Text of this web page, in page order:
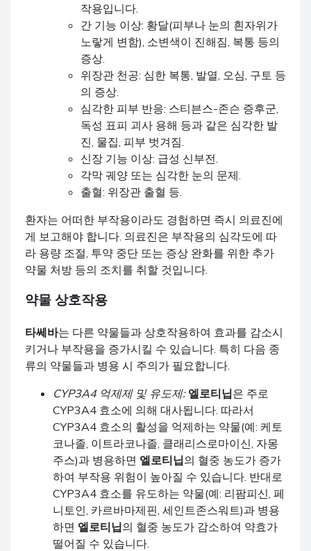
작용입니다.
간 기능 이상: 황달(피부나 눈의 흰자위가
노랗게 변함), 소변색이 진해짐, 복통 등의
증상.
위장관 천공: 심한 복통, 발열, 오심, 구토 등
의 증상.
심각한 피부 반응: 스티븐스-존슨 증후군,
독성 표피 괴사 용해 등과 같은 심각한 발
진, 물집, 피부 벗겨짐.
신장 기능 이상: 급성 신부전.
각막 궤양 또는 심각한 눈의 문제.
출혈: 위장관 출혈 등.
환자는 어떠한 부작용이라도 경험하면 즉시 의료진에
게 보고해야 합니다. 의료진은 부작용의 심각도에 따
라 용량 조절, 투약 중단 또는 증상 완화를 위한 추가
약물 처방 등의 조치를 취할 것입니다.
약물 상호작용
타쎄바는 다른 약물들과 상호작용하여 효과를 감소시
키거나 부작용을 증가시킬 수 있습니다. 특히 다음 종
류의 약물들과 병용 시 주의가 필요합니다.
CYP3A4 억제제 및 유도제: 엘로티닙은 주로
CYP3A4 효소에 의해 대사됩니다. 따라서
CYP3A4 효소의 활성을 억제하는 약물(예: 케토
코나졸, 이트라코나졸, 클래리스로마이신, 자몽
주스)과 병용하면 엘로티닙의 혈중 농도가 증가
하여 부작용 위험이 높아질 수 있습니다. 반대로
CYP3A4 효소를 유도하는 약물(예: 리팜피신, 페
니토인, 카르바마제핀, 세인트존스워트)과 병용
하면 엘로티닙의 혈중 농도가 감소하여 약효가
떨어질 수 있습니다.